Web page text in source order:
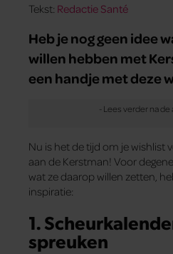
Tekst: Redactie Santé
Heb je nog geen idee
willen hebben met
een handje met deze
Nu is het de tijd om je wishlist
aan de Kerstman! Voor
wat ze daarop willen zetten,
inspiratie:
1.
spreuken